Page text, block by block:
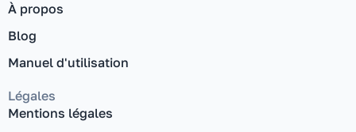
À propos
Blog
Manuel d'utilisation
Légales
Mentions légales